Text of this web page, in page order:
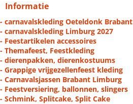
Informatie
- carnavalskleding Oeteldonk Brabant
- carnavalskleding Limburg 2027
- Feestartikelen accessoires
- Themafeest, Feestkleding
- dierenpakken, dierenkostuums
- Grappige vrijgezellenfeest kleding
- Carnavalsjassen Brabant Limburg
- Feestversiering, ballonnen, slingers
- Schmink, Splitcake, Split Cake